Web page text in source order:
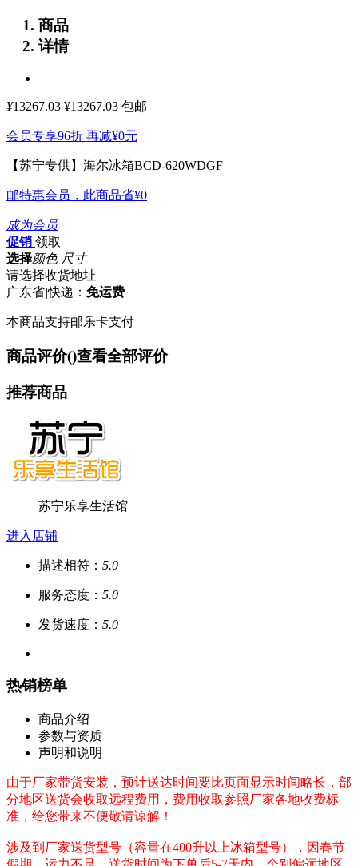
商品
详情
¥13267.03 ¥13267.03 包邮
会员专享96折 再减¥0元
【苏宁专供】海尔冰箱BCD-620WDGF
邮特惠会员，此商品省¥0
成为会员
促销 领取
选择颜色 尺寸
请选择收货地址
广东省|快递： 免运费
本商品支持邮乐卡支付
商品评价()查看全部评价
推荐商品
苏宁乐享生活馆
进入店铺
描述相符： 5.0
服务态度： 5.0
发货速度： 5.0
热销榜单
商品介绍
参数与资质
声明和说明
由于厂家带货安装，预计送达时间要比页面显示时间略长，部
分地区送货会收取远程费用，费用收取参照厂家各地收费标
准，给您带来不便敬请谅解！
涉及到厂家送货型号（容量在400升以上冰箱型号），因春节